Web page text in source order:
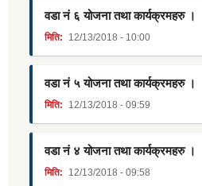
वडा नं ६ योजना तथा कार्यक्रमहरु ।
मिति: 12/13/2018 - 10:00
वडा नं ५ योजना तथा कार्यक्रमहरु ।
मिति: 12/13/2018 - 09:59
वडा नं ४ योजना तथा कार्यक्रमहरु ।
मिति: 12/13/2018 - 09:58